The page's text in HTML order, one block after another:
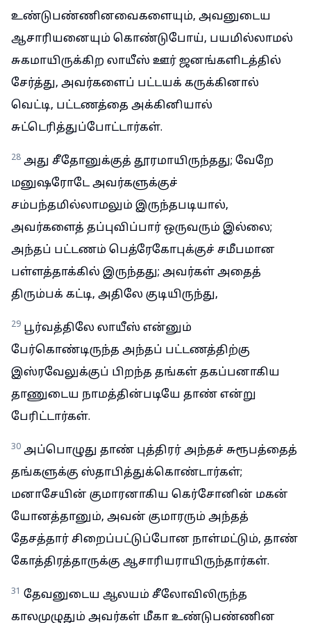
உண்டுபண்ணினவைகளையும், அவனுடைய
ஆசாரியனையும் கொண்டுபோய், பயமில்லாமல்
சுகமாயிருக்கிற லாயீஸ் ஊர் ஜனங்களிடத்தில்
சேர்த்து, அவர்களைப் பட்டயக் கருக்கினால்
வெட்டி, பட்டணத்தை அக்கினியால்
சுட்டெரித்துப்போட்டார்கள்.
28 அது சீதோனுக்குத் தூரமாயிருந்தது; வேறே
மனுஷரோடே அவர்களுக்குச்
சம்பந்தமில்லாமலும் இருந்தபடியால்,
அவர்களைத் தப்புவிப்பார் ஒருவரும் இல்லை;
அந்தப் பட்டணம் பெத்ரேகோபுக்குச் சமீபமான
பள்ளத்தாக்கில் இருந்தது; அவர்கள் அதைத்
திரும்பக் கட்டி, அதிலே குடியிருந்து,
29 பூர்வத்திலே லாயீஸ் என்னும்
பேர்கொண்டிருந்த அந்தப் பட்டணத்திற்கு
இஸ்ரவேலுக்குப் பிறந்த தங்கள் தகப்பனாகிய
தாணுடைய நாமத்தின்படியே தாண் என்று
பேரிட்டார்கள்.
30 அப்பொழுது தாண் புத்திரர் அந்தச் சுரூபத்தைத்
தங்களுக்கு ஸ்தாபித்துக்கொண்டார்கள்;
மனாசேயின் குமாரனாகிய கெர்சோனின் மகன்
யோனத்தானும், அவன் குமாரரும் அந்தத்
தேசத்தார் சிறைப்பட்டுப்போன நாள்மட்டும், தாண்
கோத்திரத்தாருக்கு ஆசாரியராயிருந்தார்கள்.
31 தேவனுடைய ஆலயம் சீலோவிலிருந்த
காலமுழுதும் அவர்கள் மீகா உண்டுபண்ணின